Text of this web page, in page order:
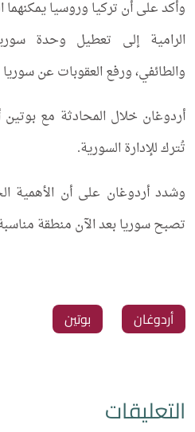
وأكد على أن تركيا وروسيا
الرامية إلى تعطيل وحدة
والطائفي، ورفع العقوبات عن
أردوغان خلال المحادثة مع
تُترك للإدارة السورية.
وشدد أردوغان على أن الأهمية
تصبح سوريا بعد الآن منطقة
أردوغان بوتين
التعليقات